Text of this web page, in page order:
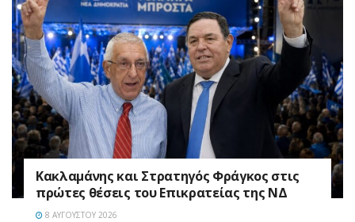
Κακλαμάνης και Στρατηγός Φράγκος στις
πρώτες θέσεις του Επικρατείας της ΝΔ
8 ΑΥΓΟΎΣΤΟΥ 2026